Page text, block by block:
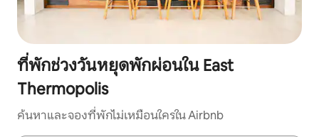
ที่พักช่วงวันหยุดพักผ่อนใน East
Thermopolis
ค้นหาและจองที่พักไม่เหมือนใครใน Airbnb